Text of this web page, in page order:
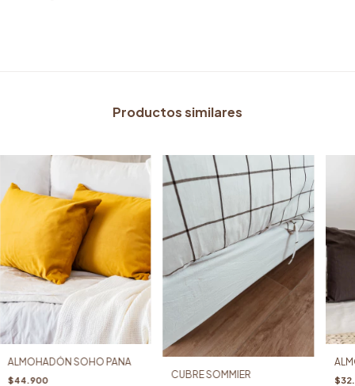
Productos similares
ALMOHADÓN SOHO PANA
$44.900 CUBRE SOMMIER